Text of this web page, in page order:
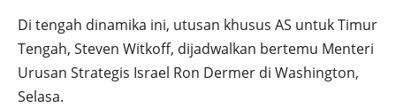
Di tengah dinamika ini, utusan khusus AS untuk Timur
Tengah, Steven Witkoff, dijadwalkan bertemu Menteri
Urusan Strategis Israel Ron Dermer di Washington,
Selasa.